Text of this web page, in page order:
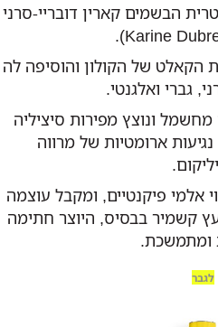
הבשמים קארין דובריי-סרני
הקאלט של הקולון והוסיפה לה
גברי ואלגנטי.
ונוצץ מפירות סיציליה
ארומטיות של מרווה
אלמי פיקנטיים, ומקבל עוצמה
קשמיר בבסיס, היוצר חתימה
ומתמשכת.
לגבר